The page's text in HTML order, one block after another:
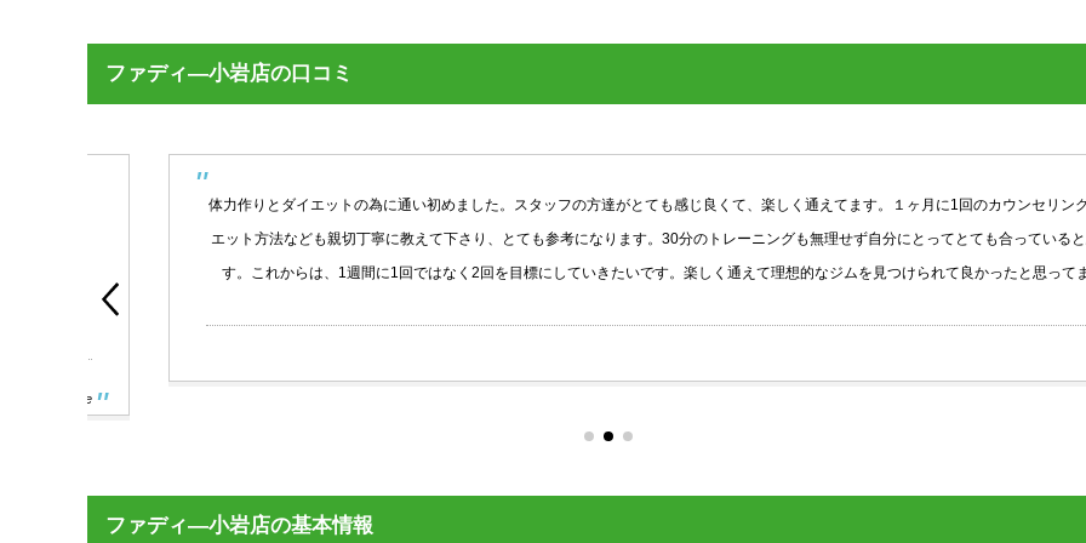
ファディ―小岩店の口コミ
体力作りとダイエットの為に通い初めました。スタッフの方達がとても感じ良くて、楽しく通えてます。１ヶ月に1回のカウンセリングでダイ
エット方法なども親切丁寧に教えて下さり、とても参考になります。30分のトレーニングも無理せず自分にとってとても合っていると思いま
す。これからは、1週間に1回ではなく2回を目標にしていきたいです。楽しく通えて理想的なジムを見つけられて良かったと思ってます。
ファディ―小岩店の基本情報